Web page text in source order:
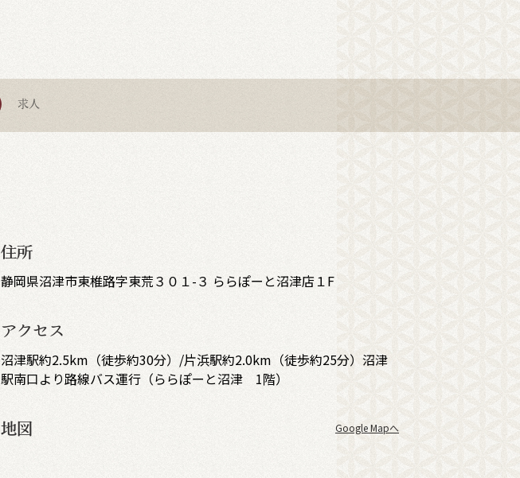
求人
住所
静岡県沼津市東椎路字東荒３０１-３ ららぽーと沼津店１F
アクセス
沼津駅約2.5km（徒歩約30分）/片浜駅約2.0km（徒歩約25分）沼津
駅南口より路線バス運行（ららぽーと沼津 1階）
地図 Google Mapへ